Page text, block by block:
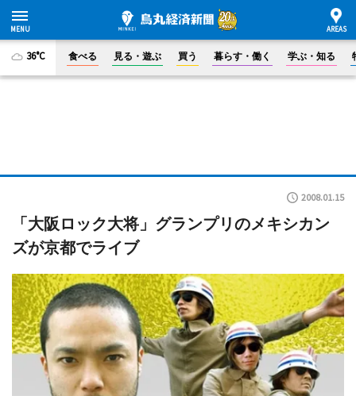
36°C 食べる 見る・遊ぶ 買う 暮らす・働く 学ぶ・知る
2008.01.15
「大阪ロック大将」グランプリのメキシカン
ズが京都でライブ